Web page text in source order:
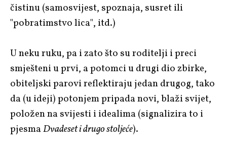
čistinu (samosvijest, spoznaja, susret ili
"pobratimstvo lica", itd.)
U neku ruku, pa i zato što su roditelji i preci
smješteni u prvi, a potomci u drugi dio zbirke,
obiteljski parovi reflektiraju jedan drugog, tako
da (u ideji) potonjem pripada novi, blaži svijet,
položen na svijesti i idealima (signalizira to i
pjesmaDvadeset i drugo stoljeće).